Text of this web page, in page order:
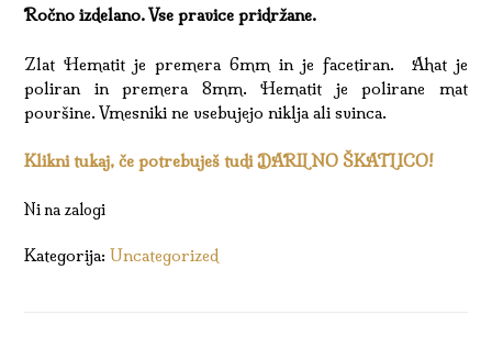
Ročno izdelano. Vse pravice pridržane.
Zlat Hematit je premera 6mm in je facetiran. Ahat je
poliran in premera 8mm. Hematit je polirane mat
površine. Vmesniki ne vsebujejo niklja ali svinca.
Klikni tukaj, če potrebuješ tudi DARILNO ŠKATLICO!
Ni na zalogi
Kategorija: Uncategorized